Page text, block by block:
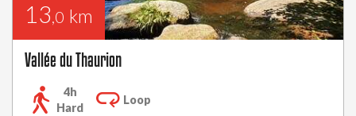
13,0 km
Vallée du Thaurion
4h
Hard
Loop